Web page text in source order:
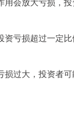
资亏损超过一定
损过大，投资者